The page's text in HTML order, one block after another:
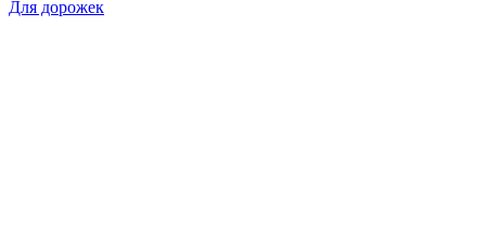
Для дорожек